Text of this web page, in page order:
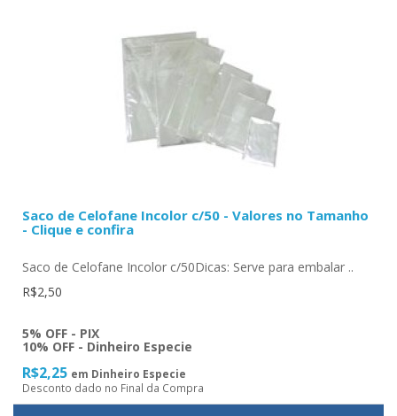
Saco de Celofane Incolor c/50 - Valores no Tamanho
- Clique e confira
Saco de Celofane Incolor c/50Dicas: Serve para embalar ..
R$2,50
5% OFF - PIX
10% OFF - Dinheiro Especie
R$2,25 em Dinheiro Especie
Desconto dado no Final da Compra